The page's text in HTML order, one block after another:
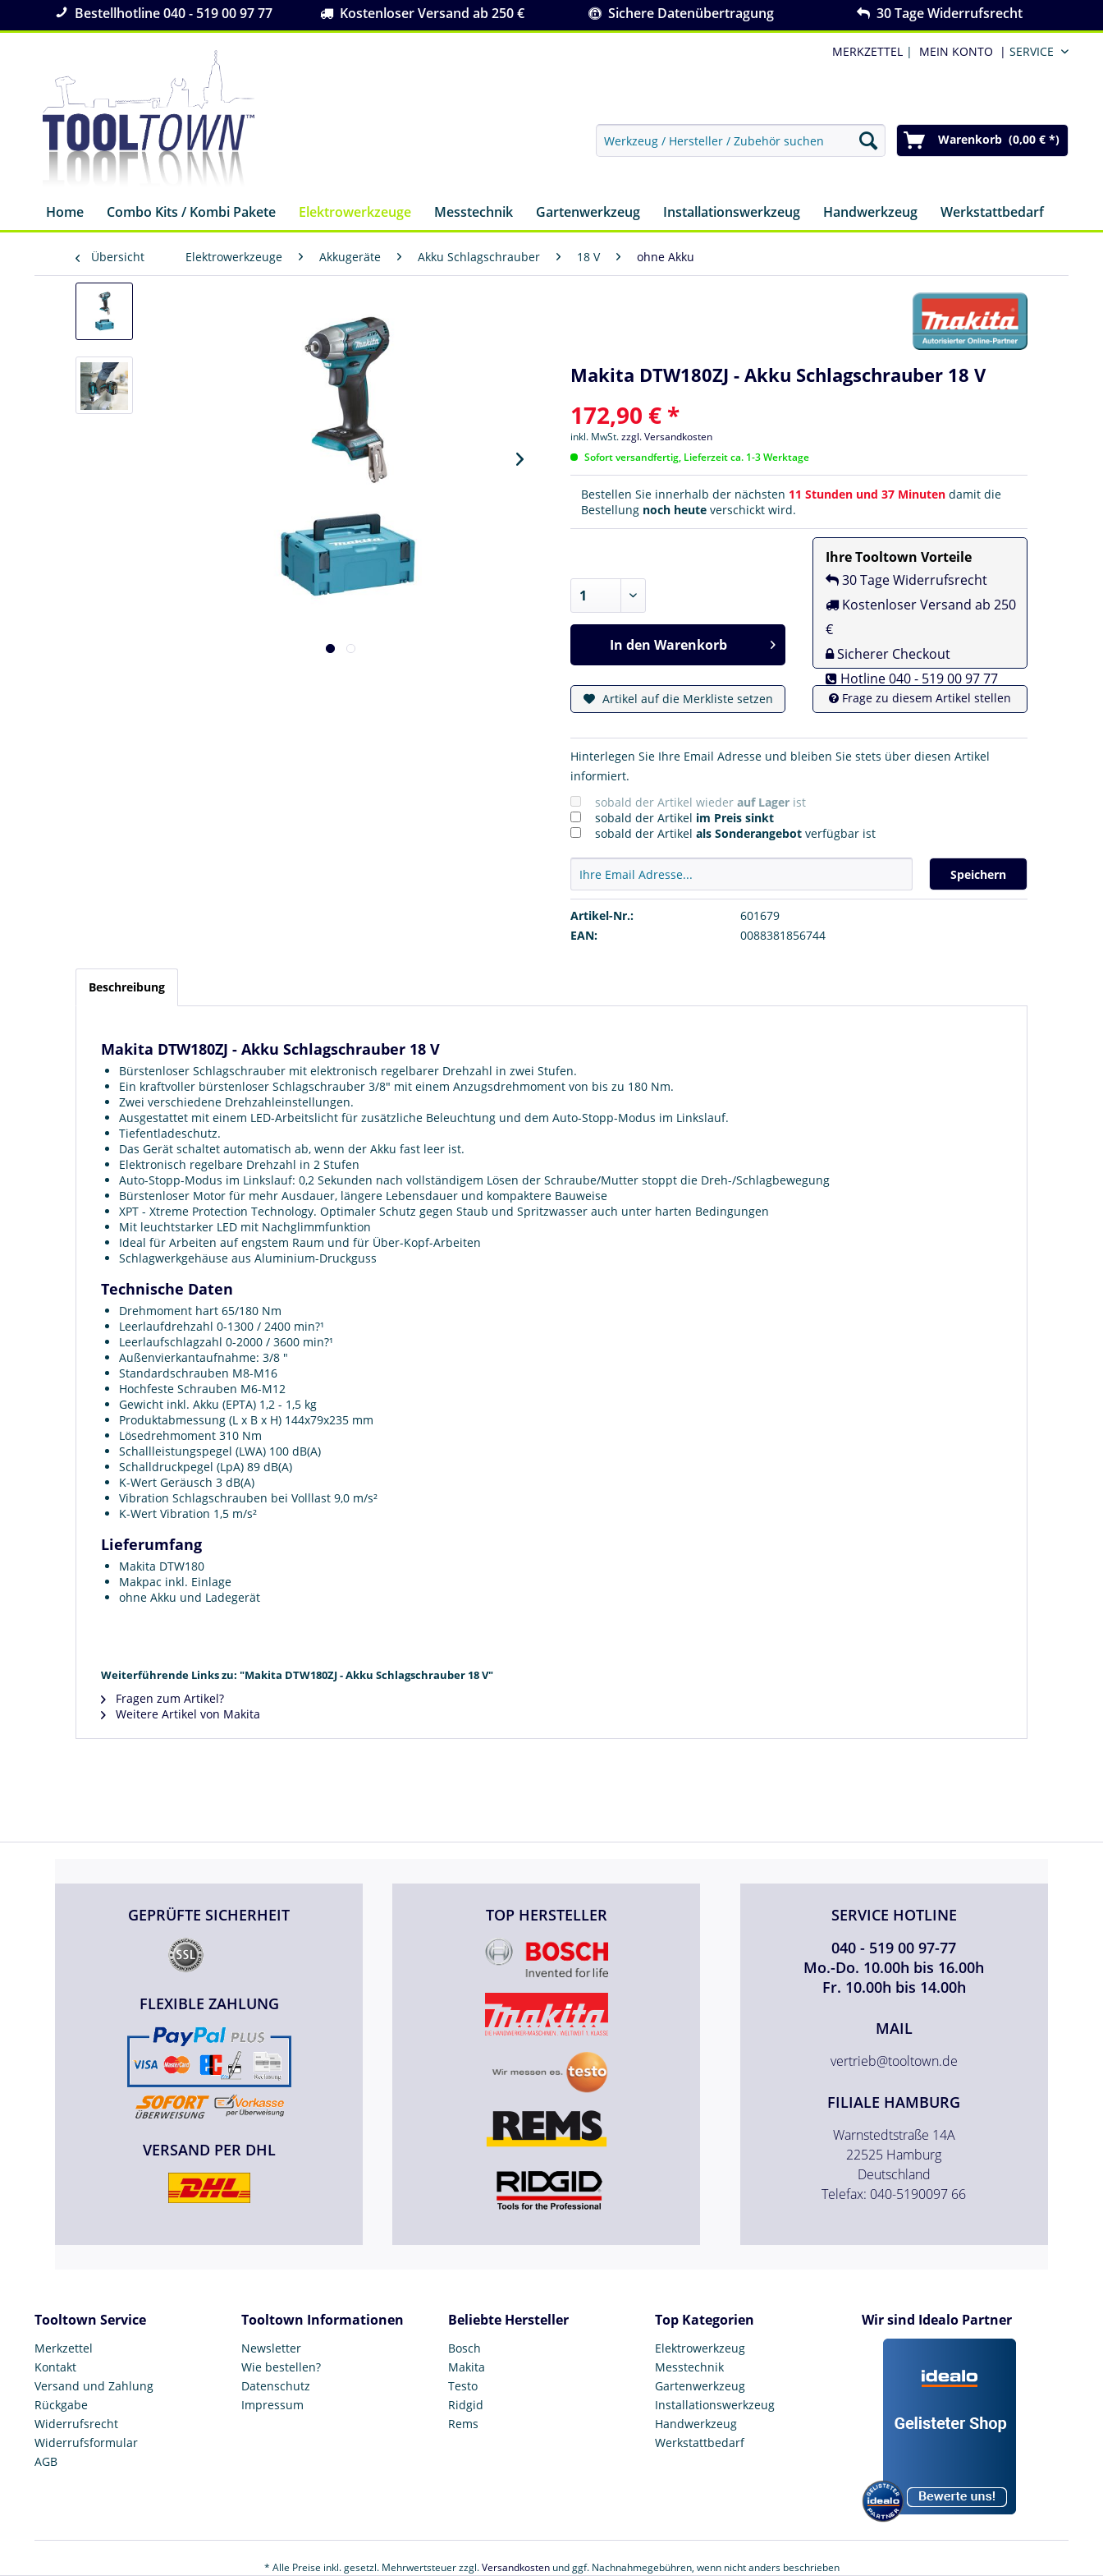
Bestellhotline 040 - 519 00 97 77 Kostenloser Versand ab 250 € Sichere Datenübertragung 30 Tage Widerrufsrecht
MERKZETTEL | MEIN KONTO | SERVICE
Warenkorb (0,00 € *)
Home Combo Kits / Kombi Pakete Elektrowerkzeuge Messtechnik Gartenwerkzeug Installationswerkzeug Handwerkzeug Werkstattbedarf
Übersicht Elektrowerkzeuge Akkugeräte Akku Schlagschrauber 18 V ohne Akku
Makita DTW180ZJ - Akku Schlagschrauber 18 V
172,90 € *
inkl. MwSt.zzgl. Versandkosten
Sofort versandfertig, Lieferzeit ca. 1-3 Werktage
Bestellen Sie innerhalb der nächsten 11 Stunden und 37 Minutendamit die
Bestellung noch heute verschickt wird.
In den Warenkorb
Ihre Tooltown Vorteile
30 Tage Widerrufsrecht
Kostenloser Versand ab 250
€
Sicherer Checkout
Hotline 040 - 519 00 97 77
Artikel auf die Merkliste setzen Frage zu diesem Artikel stellen
Hinterlegen Sie Ihre Email Adresse und bleiben Sie stets über diesen Artikel
informiert.
sobald der Artikel wiederauf Lager ist
sobald der Artikel im Preis sinkt
sobald der Artikelals Sonderangebot verfügbar ist
Speichern
Artikel-Nr.:
601679
EAN:
0088381856744
Beschreibung
Makita DTW180ZJ - Akku Schlagschrauber 18 V
Bürstenloser Schlagschrauber mit elektronisch regelbarer Drehzahl in zwei Stufen.
Ein kraftvoller bürstenloser Schlagschrauber 3/8" mit einem Anzugsdrehmoment von bis zu 180 Nm.
Zwei verschiedene Drehzahleinstellungen.
Ausgestattet mit einem LED-Arbeitslicht für zusätzliche Beleuchtung und dem Auto-Stopp-Modus im Linkslauf.
Tiefentladeschutz.
Das Gerät schaltet automatisch ab, wenn der Akku fast leer ist.
Elektronisch regelbare Drehzahl in 2 Stufen
Auto-Stopp-Modus im Linkslauf: 0,2 Sekunden nach vollständigem Lösen der Schraube/Mutter stoppt die Dreh-/Schlagbewegung
Bürstenloser Motor für mehr Ausdauer, längere Lebensdauer und kompaktere Bauweise
XPT - Xtreme Protection Technology. Optimaler Schutz gegen Staub und Spritzwasser auch unter harten Bedingungen
Mit leuchtstarker LED mit Nachglimmfunktion
Ideal für Arbeiten auf engstem Raum und für Über-Kopf-Arbeiten
Schlagwerkgehäuse aus Aluminium-Druckguss
Technische Daten
Drehmoment hart 65/180 Nm
Leerlaufdrehzahl 0-1300 / 2400 min?¹
Leerlaufschlagzahl 0-2000 / 3600 min?¹
Außenvierkantaufnahme: 3/8 "
Standardschrauben M8-M16
Hochfeste Schrauben M6-M12
Gewicht inkl. Akku (EPTA) 1,2 - 1,5 kg
Produktabmessung (L x B x H) 144x79x235 mm
Lösedrehmoment 310 Nm
Schallleistungspegel (LWA) 100 dB(A)
Schalldruckpegel (LpA) 89 dB(A)
K-Wert Geräusch 3 dB(A)
Vibration Schlagschrauben bei Volllast 9,0 m/s²
K-Wert Vibration 1,5 m/s²
Lieferumfang
Makita DTW180
Makpac inkl. Einlage
ohne Akku und Ladegerät
Weiterführende Links zu: "Makita DTW180ZJ - Akku Schlagschrauber 18 V"
Fragen zum Artikel?
Weitere Artikel von Makita
GEPRÜFTE SICHERHEIT
FLEXIBLE ZAHLUNG
VERSAND PER DHL
TOP HERSTELLER
SERVICE HOTLINE
040 - 519 00 97-77
Mo.-Do. 10.00h bis 16.00h
Fr. 10.00h bis 14.00h
MAIL
vertrieb@tooltown.de
FILIALE HAMBURG
Warnstedtstraße 14A
22525 Hamburg
Deutschland
Telefax: 040-5190097 66
Tooltown Service
Merkzettel
Kontakt
Versand und Zahlung
Rückgabe
Widerrufsrecht
Widerrufsformular
AGB
Tooltown Informationen
Newsletter
Wie bestellen?
Datenschutz
Impressum
Beliebte Hersteller
Bosch
Makita
Testo
Ridgid
Rems
Top Kategorien
Elektrowerkzeug
Messtechnik
Gartenwerkzeug
Installationswerkzeug
Handwerkzeug
Werkstattbedarf
Wir sind Idealo Partner
* Alle Preise inkl. gesetzl. Mehrwertsteuer zzgl.Versandkostenund ggf. Nachnahmegebühren, wenn nicht anders beschrieben